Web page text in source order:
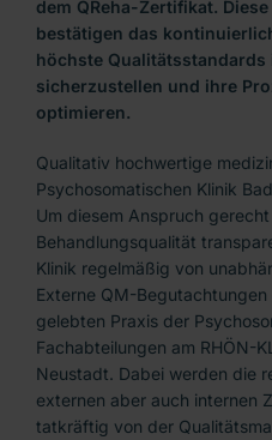
dem QReha-Zertifikat.
bestätigen das
höchste
sicherzustellen und ihre
optimieren.
Qualitativ hochwertige
Psychosomatischen Klinik
Um diesem Anspruch
Behandlungsqualität
Klinik regelmäßig von
Externe QM-
gelebten Praxis der
Fachabteilungen am RHÖN-
Neustadt. Dabei werden die
externen aber auch internen
tatkräftig von der